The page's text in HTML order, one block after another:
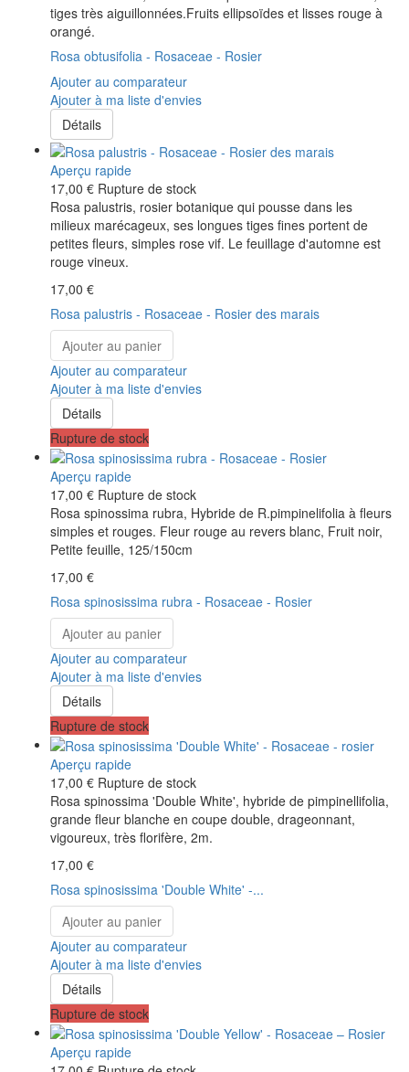
tiges très aiguillonnées.Fruits ellipsoïdes et lisses rouge à
orangé.
Rosa obtusifolia - Rosaceae - Rosier
Ajouter au comparateur
Ajouter à ma liste d'envies
Détails
Aperçu rapide
17,00 € Rupture de stock
Rosa palustris, rosier botanique qui pousse dans les
milieux marécageux, ses longues tiges fines portent de
petites fleurs, simples rose vif. Le feuillage d'automne est
rouge vineux.
17,00 €
Rosa palustris - Rosaceae - Rosier des marais
Ajouter au panier
Ajouter au comparateur
Ajouter à ma liste d'envies
Détails
Rupture de stock
Aperçu rapide
17,00 € Rupture de stock
Rosa spinossima rubra, Hybride de R.pimpinelifolia à fleurs
simples et rouges. Fleur rouge au revers blanc, Fruit noir,
Petite feuille, 125/150cm
17,00 €
Rosa spinosissima rubra - Rosaceae - Rosier
Ajouter au panier
Ajouter au comparateur
Ajouter à ma liste d'envies
Détails
Rupture de stock
Aperçu rapide
17,00 € Rupture de stock
Rosa spinossima 'Double White', hybride de pimpinellifolia,
grande fleur blanche en coupe double, drageonnant,
vigoureux, très florifère, 2m.
17,00 €
Rosa spinosissima 'Double White' -...
Ajouter au panier
Ajouter au comparateur
Ajouter à ma liste d'envies
Détails
Rupture de stock
Aperçu rapide